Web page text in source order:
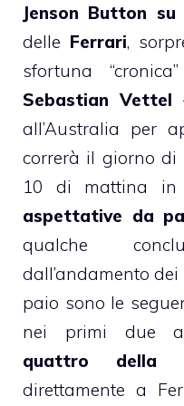
Jenson Button su
delle Ferrari,
sfortuna
Sebastian Vettel
all’Australia per
correrà il giorno di
10 di mattina in
aspettative da
qualche
dall’andamento
paio sono le
nei primi due
quattro della
direttamente a